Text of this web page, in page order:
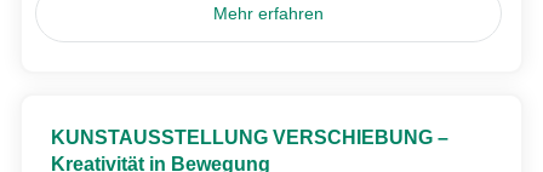
Mehr erfahren
KUNSTAUSSTELLUNG VERSCHIEBUNG –
Kreativität in Bewegung